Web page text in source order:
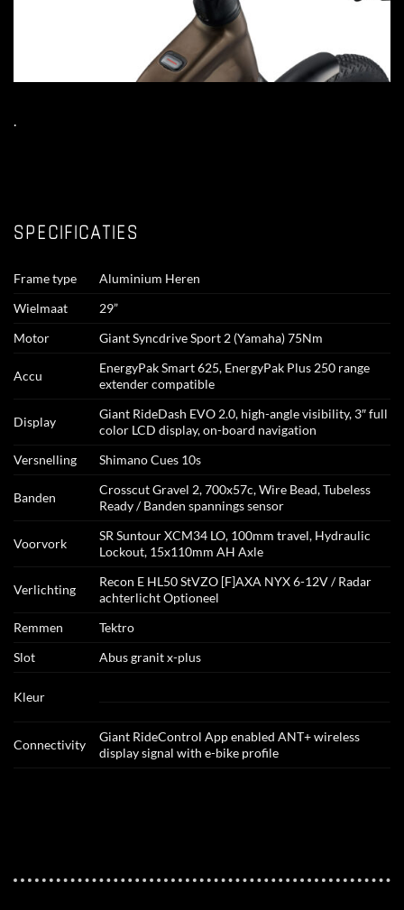
.
SPECIFICATIES
Frame type
Aluminium Heren
Wielmaat
29”
Motor
Giant Syncdrive Sport 2 (Yamaha) 75Nm
Accu
EnergyPak Smart 625, EnergyPak Plus 250 range
extender compatible
Display
Giant RideDash EVO 2.0, high-angle visibility, 3″ full
color LCD display, on-board navigation
Versnelling
Shimano Cues 10s
Banden
Crosscut Gravel 2, 700x57c, Wire Bead, Tubeless
Ready / Banden spannings sensor
Voorvork
SR Suntour XCM34 LO, 100mm travel, Hydraulic
Lockout, 15x110mm AH Axle
Verlichting
Recon E HL50 StVZO [F]AXA NYX 6-12V / Radar
achterlicht Optioneel
Remmen
Tektro
Slot
Abus granit x-plus
Kleur
Connectivity
Giant RideControl App enabled ANT+ wireless
display signal with e-bike profile